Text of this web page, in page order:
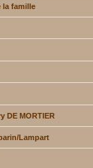
la famille
DE MORTIER
Lampart